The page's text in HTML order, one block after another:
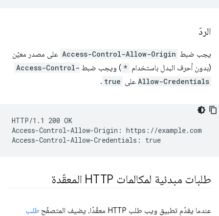
الردّ
يجب ضبط Access-Control-Allow-Origin على مصدر معيّن
(بدون أحرف البدل باستخدام * ) ويجب ضبط Access-Control-
Allow-Credentials على true
.
HTTP/1.1 200 OK
Access-Control-Allow-Origin: https://example.com
طلبات مبدئية لمكالمات HTTP المعقّدة
عندما يقدّم تطبيق ويب طلب HTTP معقّدًا، يضيف المتصفّح
طلب